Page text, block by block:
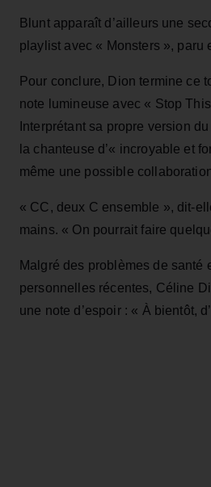
Blunt apparaît d’ailleurs une
playlist avec « Monsters », paru
Pour conclure, Dion termine ce
note lumineuse avec « Stop
Interprétant sa propre version
la chanteuse d’« incroyable et
même une possible
« CC, deux C ensemble », dit-
mains. « On pourrait faire
Malgré des problèmes de santé
personnelles récentes, Céline
une note d’espoir : « À bientôt,